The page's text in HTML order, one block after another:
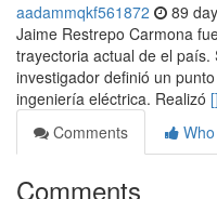
aadammqkf561872 89
Jaime Restrepo Carmona
trayectoria actual de el
investigador definió un
ingeniería eléctrica. Realizó []
Comments
Comments